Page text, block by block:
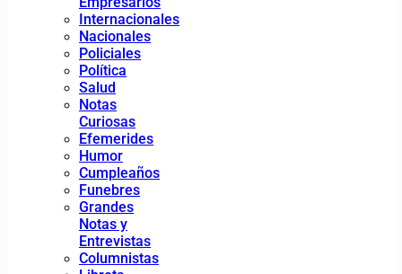
Internacionales
Nacionales
Policiales
Política
Salud
Notas
Curiosas
Efemerides
Humor
Cumpleaños
Funebres
Grandes
Notas y
Entrevistas
Columnistas